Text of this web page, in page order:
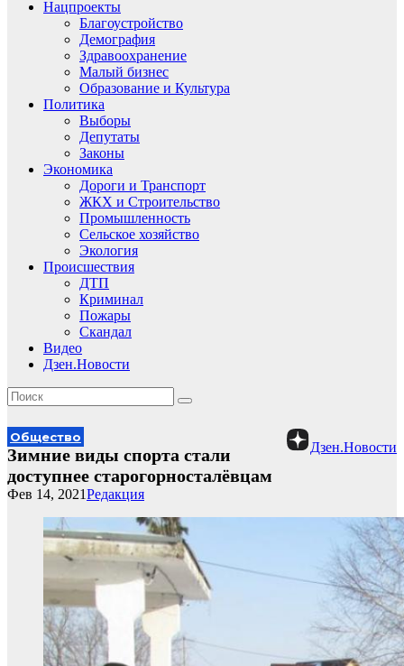
Нацпроекты
Благоустройство
Демография
Здравоохранение
Малый бизнес
Образование и Культура
Политика
Выборы
Депутаты
Законы
Экономика
Дороги и Транспорт
ЖКХ и Строительство
Промышленность
Сельское хозяйство
Экология
Происшествия
ДТП
Криминал
Пожары
Скандал
Видео
Дзен.Новости
Дзен.Новости
Общество
Зимние виды спорта стали
доступнее старогорносталёвцам
Редакция
Фев 14, 2021